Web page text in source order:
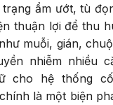
ẩm ướt, tù
thuận lợi để thu
muỗi, gián,
nhiễm nhiều
cho hệ thống
là một biện